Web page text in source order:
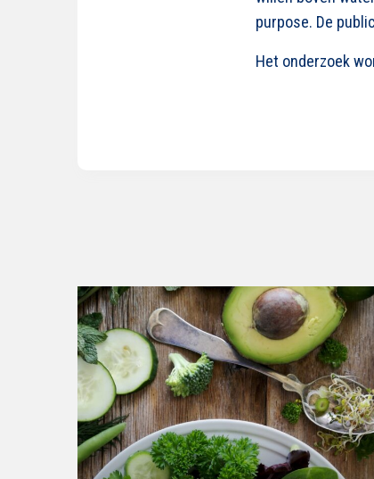
purpose. De
Het onderzoek
Lees
verder
over
De
potentie
van
greenfluencers
om
milieuvriendelijk